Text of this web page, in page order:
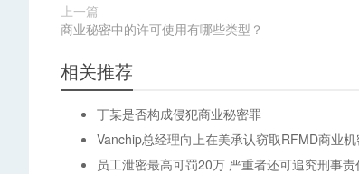
上一篇
商业秘密中的许可使用有哪些类型？
相关推荐
丁某是否构成侵犯商业秘密罪
Vanchip总经理向上在美承认窃取RFMD商业
员工泄密最高可罚20万 严重者还可追究刑事责